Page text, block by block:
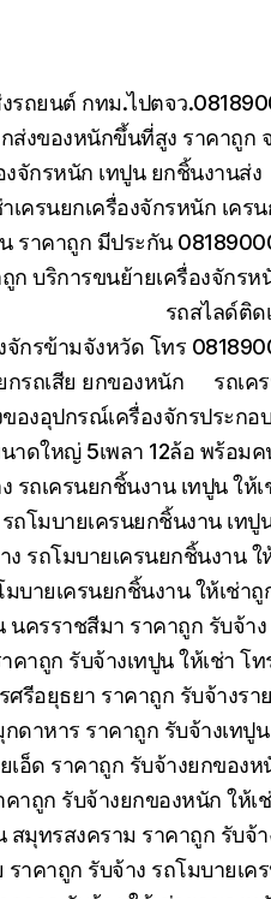
รถยนต์ กทม.ไปตจว
ส่งของหนักขึ้นที่สูง ราคาถูก
งจักรหนัก เทปูน ยกชิ้นงานส่ง
เครนยกเครื่องจักรหนัก เครน
ราคาถูก มีประกัน
ก บริการขนย้ายเครื่องจักรห
รถสไลด์ติด
จักรข้ามจังหวัด โทร
กรถเสีย ยกของหนัก
รถเค
องอุปกรณ์เครื่องจักรประกอ
าดใหญ่ 5เพลา 12ล้อ พร้อม
รถเครนยกชิ้นงาน เทปูน ให้เ
ถโมบายเครนยกชิ้นงาน เทปู
รถโมบายเครนยกชิ้นงาน ใ
บายเครนยกชิ้นงาน ให้เช่าถู
นครราชสีมา ราคาถูก รับจ้า
คาถูก รับจ้างเทปูน ให้เช่า โ
ศรีอยุธยา ราคาถูก รับจ้างรา
กดาหาร ราคาถูก รับจ้างเทปู
เอ็ด ราคาถูก รับจ้างยกของห
าถูก รับจ้างยกของหนัก ให้เ
สมุทรสงคราม ราคาถูก รับจ้
ราคาถูก รับจ้าง รถโมบายเค